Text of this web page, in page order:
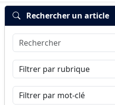
Rechercher un article
Rechercher
Filtrer par rubrique
Filtrer par mot-clé